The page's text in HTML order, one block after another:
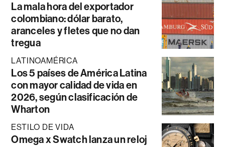
La mala hora del exportador
colombiano: dólar barato,
aranceles y fletes que no dan
tregua
LATINOAMÉRICA
Los 5 países de América Latina
con mayor calidad de vida en
2026, según clasificación de
Wharton
ESTILO DE VIDA
Omega x Swatch lanza un reloj